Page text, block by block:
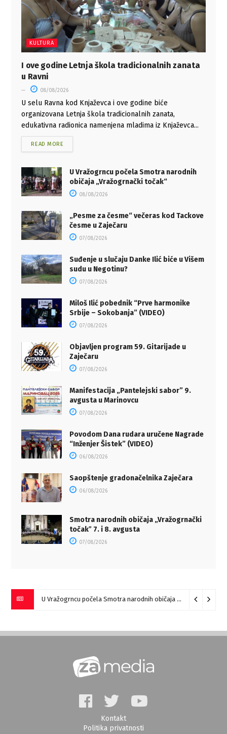
KULTURA
I ove godine Letnja škola tradicionalnih zanata
u Ravni
08/08/2026
U selu Ravna kod Knjaževca i ove godine biće
organizovana Letnja škola tradicionalnih zanata,
edukativna radionica namenjena mladima iz Knjaževca...
READ MORE
U Vražogrncu počela Smotra narodnih
običaja „Vražogrnački točak“
08/08/2026
„Pesme za česme“ večeras kod Tackove
česme u Zaječaru
07/08/2026
Suđenje u slučaju Danke Ilić biće u Višem
sudu u Negotinu?
07/08/2026
Miloš Ilić pobednik “Prve harmonike
Srbije – Sokobanja” (VIDEO)
07/08/2026
Objavljen program 59. Gitarijade u
Zaječaru
07/08/2026
Manifestacija „Pantelejski sabor” 9.
avgusta u Marinovcu
07/08/2026
Povodom Dana rudara uručene Nagrade
“Inženjer Šistek” (VIDEO)
06/08/2026
Saopštenje gradonačelnika Zaječara
06/08/2026
Smotra narodnih običaja „Vražogrnački
točakˮ 7. i 8. avgusta
07/08/2026
U Vražogrncu počela Smotra narodnih običaja „Vražogrnački točak“
Kontakt
Politika privatnosti